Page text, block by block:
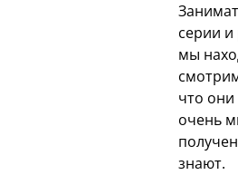
серии и
мы
что
очень
знают.